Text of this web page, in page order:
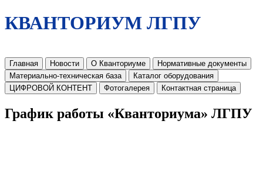
КВАНТОРИУМ ЛГПУ
Главная Новости О Кванториуме
Нормативные документы
Материально-техническая база
Каталог оборудования
ЦИФРОВОЙ КОНТЕНТ
Фотогалерея Контактная страница
График работы «Кванториума» ЛГПУ